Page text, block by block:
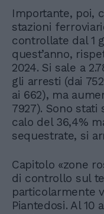
Importante, poi,
stazioni
controllate dal 1
quest’anno,
2024. Si sale a
gli arresti (dai
ai 662), ma
7927). Sono stati
calo del 36,4%
sequestrate, si
Capitolo «zone
di controllo sul
particolarmente
Piantedosi. Al 10